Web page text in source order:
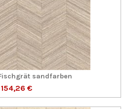
sandfarben
154,26 €